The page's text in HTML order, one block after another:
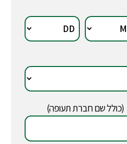
(כולל שם חברת תעופה)